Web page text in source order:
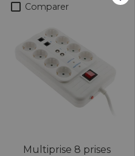
Comparer
Multiprise 8 prises